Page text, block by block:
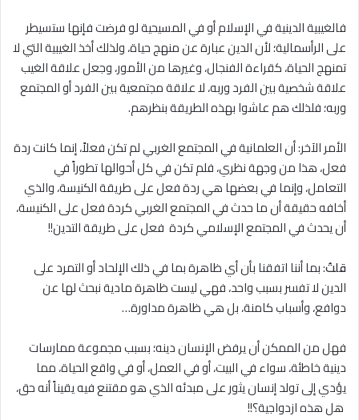
فالغيبية الدينية في الإسلام أو في المسيحية لو فرضت فإنها ستسيطر
على الرأسمالية؛ لأن الدين عبارة عن منهج حياة، ولذلك أخذ الغيبية التي ﻻ
تمنهج الحياة، كقراءة الفنجال، وغيرها من الأمور، وجعل علاقة الغيب
علاقة شخصية بين الفرد وربه، ﻻ علاقة مجتمعية بين الفرد أو المجتمع
وربه؛ فلذلك هم عاشوا بهذه الطريقة بنظرهم.
الأمر الآخر: أن العلمانية في المجتمع الغربي لم تكن فعلاً، إنما كانت ردة
فعل، هذا من وجهة نظري، فلم تكن في كل أحوالها تطوراً في
التعامل، وإنما في بعضها هي ردة فعل على طريقة الكنيسة، والذي
أخافه حقيقة أن ما حدث في المجتمع الغربي كردة فعل على الكنيسة،
أن يحدث في المجتمع الإسلامي كردة فعل على طريقة التدين!!
قلتُ: بما أننا اتفقنا بأن أي ظاهرة بما في ذلك الإلحاد أو التمرد على
الدين ﻻ تفسر بسبب واحد، فهي ليست ظاهرة مادية نبحث لها عن
دوافع، وأسباب كامنة، بل هي ظاهرة مداورة…
فهل من الممكن أن يرفض الإنسان دينه؛ بسبب مجموعة ممارسات
دينية خاطئة، سواء في البيت، أو في العمل، أو في واقع الحياة، مما
يؤدي إلى تولد إنسان يثور على مبدئه الذي هو مقتنع فيه يقيناً أنه حق،
هل هذه ازدواجية؟!!